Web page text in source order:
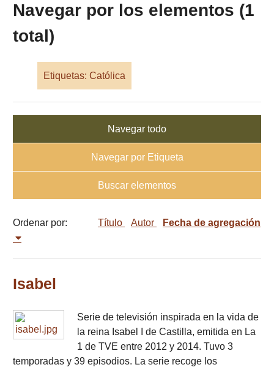
Navegar por los elementos (1
total)
Etiquetas: Católica
Navegar todo
Navegar por Etiqueta
Buscar elementos
Ordenar por: Título Autor Fecha de agregación
Isabel
Serie de televisión inspirada en la vida de
la reina Isabel I de Castilla, emitida en La
1 de TVE entre 2012 y 2014. Tuvo 3
temporadas y 39 episodios. La serie recoge los